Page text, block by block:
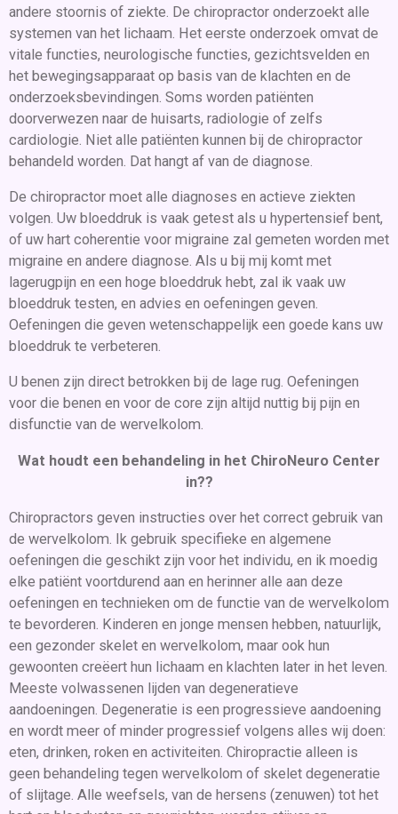
andere stoornis of ziekte. De chiropractor onderzoekt alle
systemen van het lichaam. Het eerste onderzoek omvat de
vitale functies, neurologische functies, gezichtsvelden en
het bewegingsapparaat op basis van de klachten en de
onderzoeksbevindingen. Soms worden patiënten
doorverwezen naar de huisarts, radiologie of zelfs
cardiologie. Niet alle patiënten kunnen bij de chiropractor
behandeld worden. Dat hangt af van de diagnose.
De chiropractor moet alle diagnoses en actieve ziekten
volgen. Uw bloeddruk is vaak getest als u hypertensief bent,
of uw hart coherentie voor migraine zal gemeten worden met
migraine en andere diagnose. Als u bij mij komt met
lagerugpijn en een hoge bloeddruk hebt, zal ik vaak uw
bloeddruk testen, en advies en oefeningen geven.
Oefeningen die geven wetenschappelijk een goede kans uw
bloeddruk te verbeteren.
U benen zijn direct betrokken bij de lage rug. Oefeningen
voor die benen en voor de core zijn altijd nuttig bij pijn en
disfunctie van de wervelkolom.
Wat houdt een behandeling in het ChiroNeuro Center
in??
Chiropractors geven instructies over het correct gebruik van
de wervelkolom. Ik gebruik specifieke en algemene
oefeningen die geschikt zijn voor het individu, en ik moedig
elke patiënt voortdurend aan en herinner alle aan deze
oefeningen en technieken om de functie van de wervelkolom
te bevorderen. Kinderen en jonge mensen hebben, natuurlijk,
een gezonder skelet en wervelkolom, maar ook hun
gewoonten creëert hun lichaam en klachten later in het leven.
Meeste volwassenen lijden van degeneratieve
aandoeningen. Degeneratie is een progressieve aandoening
en wordt meer of minder progressief volgens alles wij doen:
eten, drinken, roken en activiteiten. Chiropractie alleen is
geen behandeling tegen wervelkolom of skelet degeneratie
of slijtage. Alle weefsels, van de hersens (zenuwen) tot het